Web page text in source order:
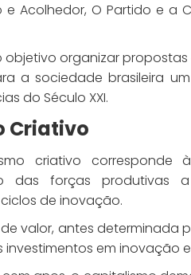
e Acolhedor, O Partido e a
objetivo organizar
a sociedade brasileira
do Século XXI.
Criativo
criativo corresponde
das forças
de inovação.
valor, antes determinada
investimentos em inovação